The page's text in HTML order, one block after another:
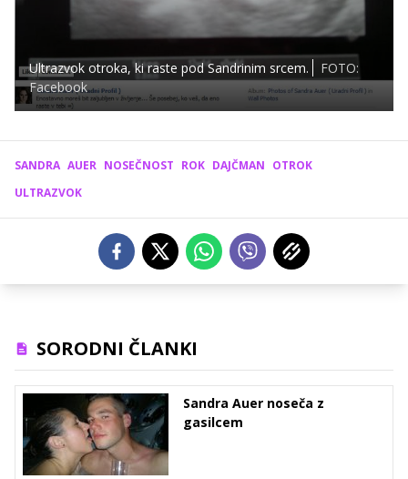
Ultrazvok otroka, ki raste pod Sandrinim srcem.
FOTO:
Facebook
SANDRA AUER NOSEČNOST ROK DAJČMAN OTROK
ULTRAZVOK
SORODNI ČLANKI
Sandra Auer noseča z
gasilcem